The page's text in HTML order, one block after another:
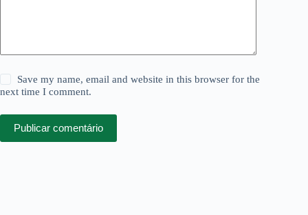
Save my name, email and website in this browser for the
next time I comment.
Publicar comentário